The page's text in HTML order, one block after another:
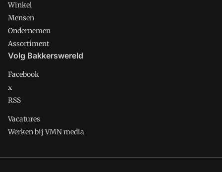
Winkel
Mensen
Ondernemen
Assortiment
Volg Bakkerswereld
Facebook
x
RSS
Vacatures
Werken bij VMN media